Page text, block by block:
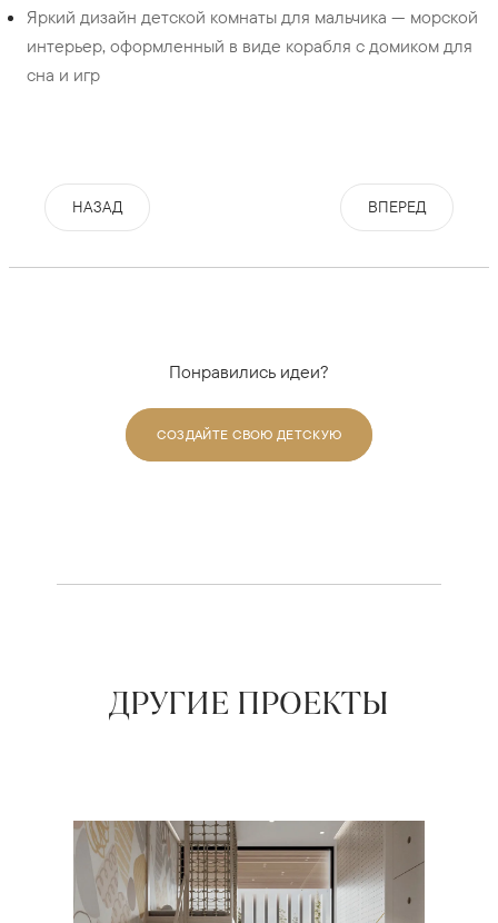
Яркий дизайн детской комнаты для мальчика — морской
интерьер, оформленный в виде корабля с домиком для
сна и игр
НАЗАД ВПЕРЕД
Понравились идеи?
СОЗДАЙТЕ СВОЮ ДЕТСКУЮ
ДРУГИЕ ПРОЕКТЫ